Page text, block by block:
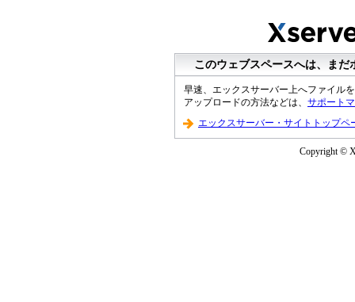
このウェブスペースへは、ま
早速、エックスサーバー上へファイル
アップロードの方法などは、 サポート
エックスサーバー・サイトトップペ
Copyright ©